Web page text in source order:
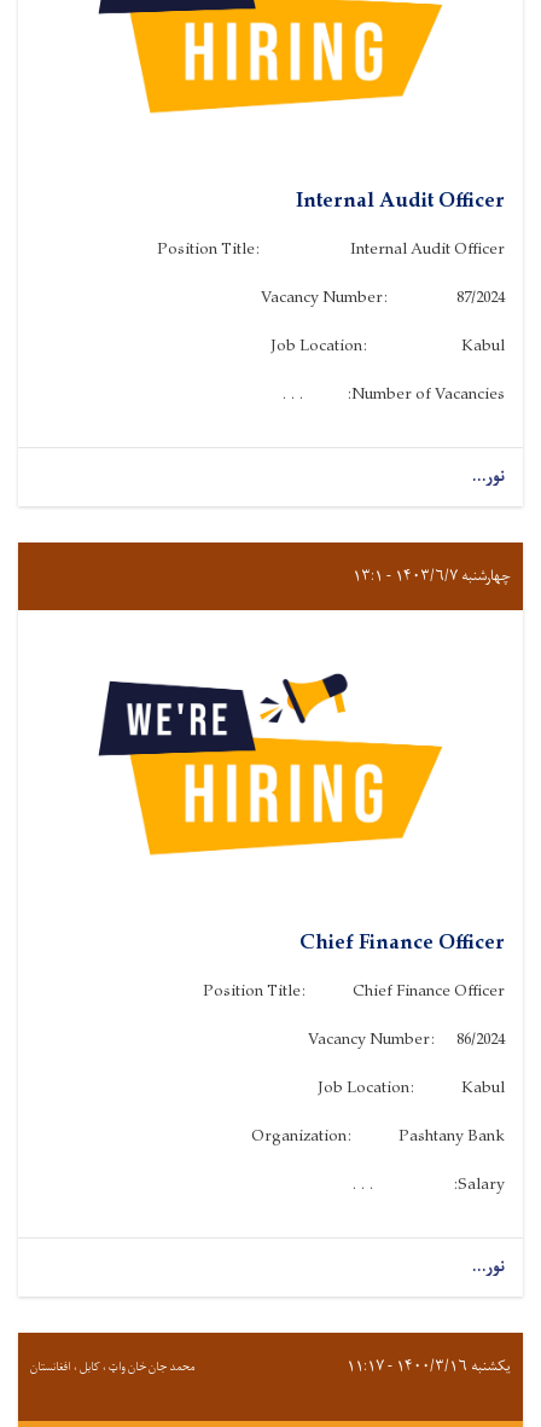
Internal Audit Officer
Position Title: Internal Audit Officer
Vacancy Number: 87/2024
Job Location: Kabul
Number of Vacancies: . . .
نور...
چهارشنبه ۱۴۰۳/۶/۷ - ۱۳:۱
Chief Finance Officer
Position Title: Chief Finance Officer
Vacancy Number: 86/2024
Job Location: Kabul
Organization: Pashtany Bank
Salary: . . .
نور...
یکشنبه ۱۴۰۰/۳/۱۶ - ۱۱:۱۷ محمد جان خان واټ ، کابل ، افغانستان